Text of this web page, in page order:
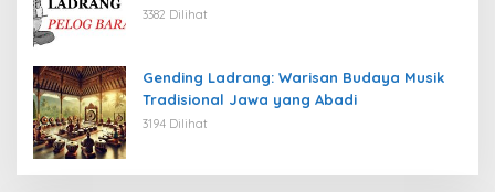
3382 Dilihat
Gending Ladrang: Warisan Budaya Musik
Tradisional Jawa yang Abadi
3194 Dilihat